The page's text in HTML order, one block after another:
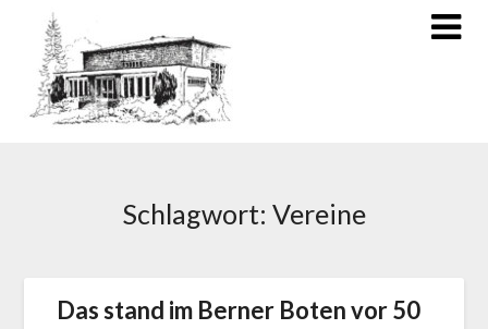
Schlagwort: Vereine
Das stand im Berner Boten vor 50